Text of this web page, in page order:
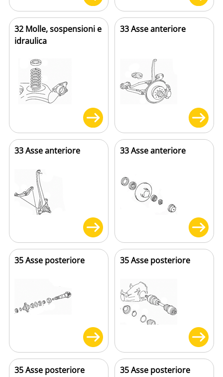
32 Molle, sospensioni e
idraulica
33 Asse anteriore
33 Asse anteriore 33 Asse anteriore
35 Asse posteriore 35 Asse posteriore
35 Asse posteriore 35 Asse posteriore